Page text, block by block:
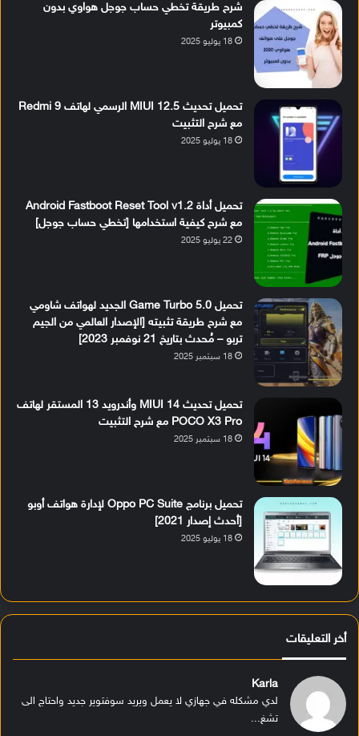
شرح طريقة تخطي حساب جوجل هواوي بدون
كمبيوتر
18 يوليو 2025
تحميل تحديث MIUI 12.5 الرسمي لهاتف Redmi 9
مع شرح التثبيت
18 يوليو 2025
تحميل أداة Android Fastboot Reset Tool v1.2
مع شرح كيفية استخدامها [تخطي حساب جوجل]
22 يوليو 2025
تحميل Game Turbo 5.0 الجديد لهواتف شاومي
مع شرح طريقة تثبيته [الإصدار العالمي من الجيم
تربو – مُحدث بتاريخ 21 نوفمبر 2023]
18 سبتمبر 2025
تحميل تحديث MIUI 14 وأندرويد 13 المستقر لهاتف
POCO X3 Pro مع شرح التثبيت
18 سبتمبر 2025
تحميل برنامج Oppo PC Suite لإدارة هواتف أوبو
[أحدث إصدار 2021]
18 يوليو 2025
أخر التعليقات
Karla
لدي مشكله في جهازي لا يعمل ويريد سوفتوير جديد واحتاج الى
تشغ...